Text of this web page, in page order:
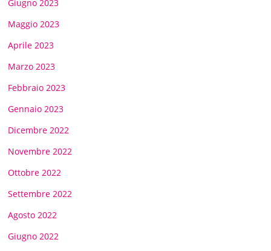
Giugno 2023
Maggio 2023
Aprile 2023
Marzo 2023
Febbraio 2023
Gennaio 2023
Dicembre 2022
Novembre 2022
Ottobre 2022
Settembre 2022
Agosto 2022
Giugno 2022